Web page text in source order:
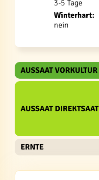
3-5 Tage
Winterhart:
nein
AUSSAAT VORKULTUR
AUSSAAT DIREKTSAAT
ERNTE